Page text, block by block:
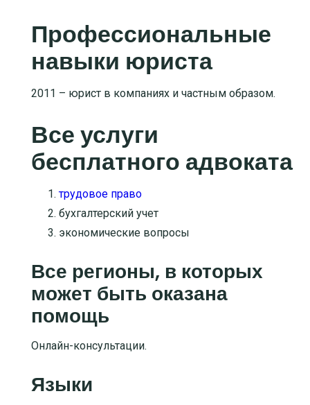
Профессиональные
навыки юриста
2011 – юрист в компаниях и частным образом.
Все услуги
бесплатного адвоката
трудовое право
бухгалтерский учет
экономические вопросы
Все регионы, в которых
может быть оказана
помощь
Онлайн-консультации.
Языки